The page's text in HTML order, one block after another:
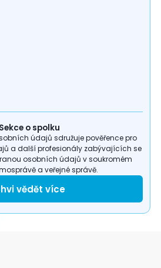
Sekce o spolku
údajů sdružuje pověřence pro
a další profesionály zabývajících se
osobních údajů v soukromém
a veřejné správě.
vědět více